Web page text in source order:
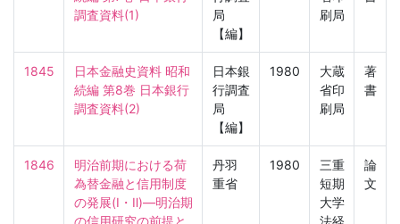
調査資料(1)
局
【編】
刷局
1845
日本金融史資料 昭和
続編 第8巻 日本銀行
調査資料(2)
日本銀
行調査
局
【編】
1980
大蔵
省印
刷局
著
書
1846
明治前期における荷
為替金融と信用制度
の発展(Ⅰ・Ⅱ)—明治期
の信用研究の前提と
丹羽
重省
1980
三重
短期
大学
法経
論
文